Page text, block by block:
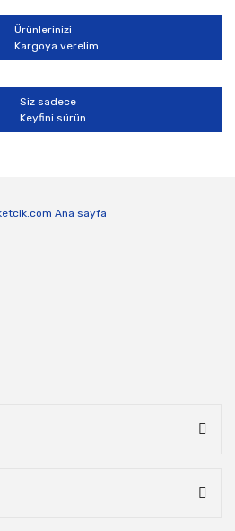
Ürünlerinizi
Kargoya verelim
Siz sadece
Keyfini sürün...